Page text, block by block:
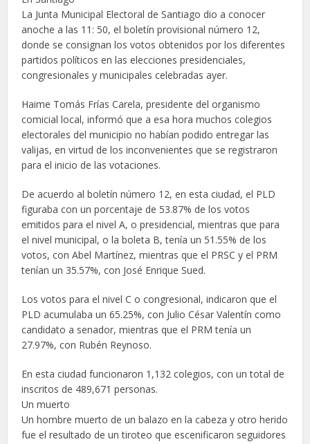
La Junta Municipal Electoral de Santiago dio a conocer
anoche a las 11: 50, el boletín provisional número 12,
donde se consignan los votos obtenidos por los diferentes
partidos políticos en las elecciones presidenciales,
congresionales y municipales celebradas ayer.
Haime Tomás Frías Carela, presidente del organismo
comicial local, informó que a esa hora muchos colegios
electorales del municipio no habían podido entregar las
valijas, en virtud de los inconvenientes que se registraron
para el inicio de las votaciones.
De acuerdo al boletín número 12, en esta ciudad, el PLD
figuraba con un porcentaje de 53.87% de los votos
emitidos para el nivel A, o presidencial, mientras que para
el nivel municipal, o la boleta B, tenía un 51.55% de los
votos, con Abel Martínez, mientras que el PRSC y el PRM
tenían un 35.57%, con José Enrique Sued.
Los votos para el nivel C o congresional, indicaron que el
PLD acumulaba un 65.25%, con Julio César Valentín como
candidato a senador, mientras que el PRM tenía un
27.97%, con Rubén Reynoso.
En esta ciudad funcionaron 1,132 colegios, con un total de
inscritos de 489,671 personas.
Un muerto
Un hombre muerto de un balazo en la cabeza y otro herido
fue el resultado de un tiroteo que escenificaron seguidores